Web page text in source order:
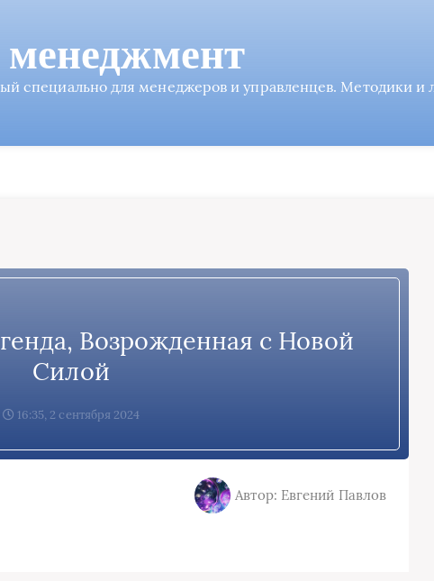
специально для менеджеров и управленцев. Методики
Возрожденная с Новой
Силой
16:35, 2 сентября 2024
Автор: Евгений Павлов